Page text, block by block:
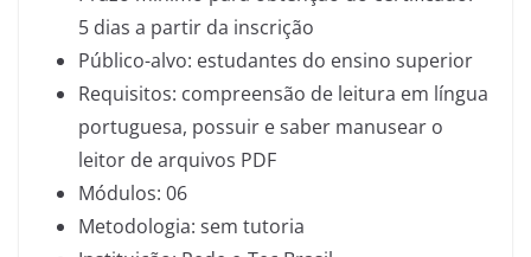
5 dias a partir da inscrição
Público-alvo: estudantes do ensino superior
Requisitos: compreensão de leitura em língua
portuguesa, possuir e saber manusear o
leitor de arquivos PDF
Módulos: 06
Metodologia: sem tutoria